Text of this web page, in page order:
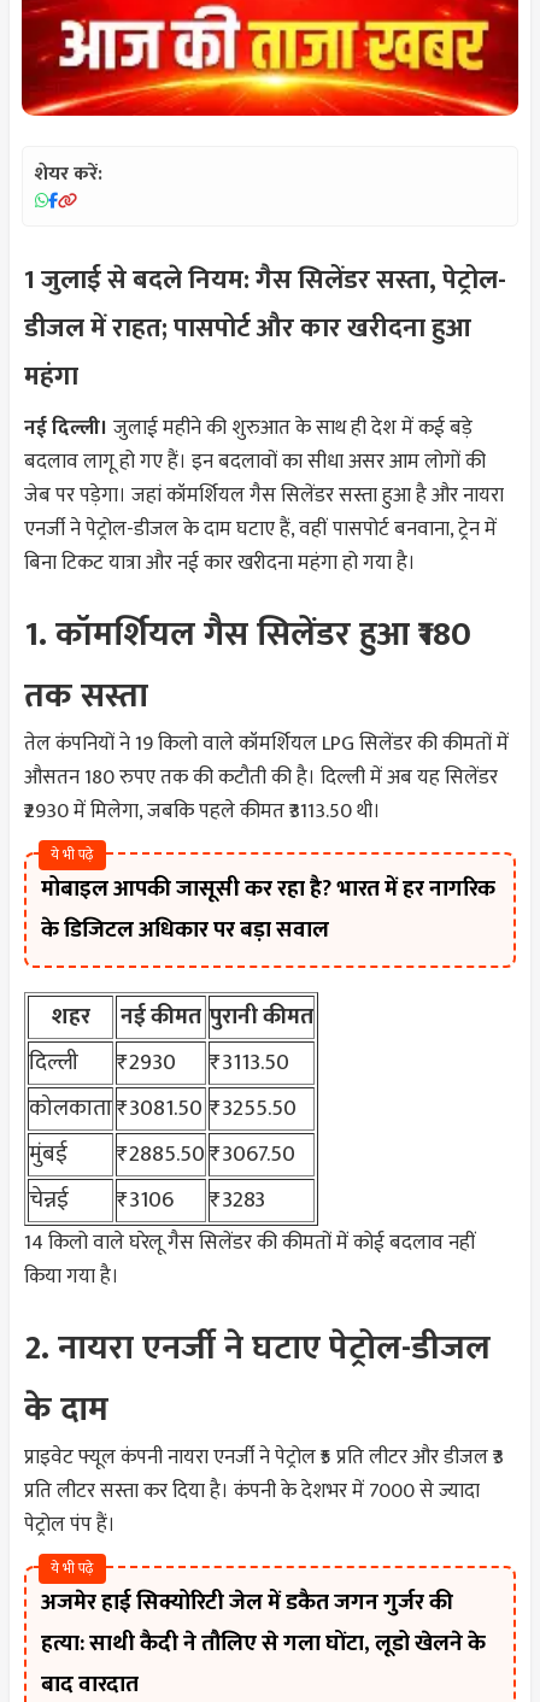
शेयर करें:
1 जुलाई से बदले नियम: गैस सिलेंडर सस्ता, पेट्रोल-
डीजल में राहत; पासपोर्ट और कार खरीदना हुआ
महंगा
नई दिल्ली। जुलाई महीने की शुरुआत के साथ ही देश में कई बड़े
बदलाव लागू हो गए हैं। इन बदलावों का सीधा असर आम लोगों की
जेब पर पड़ेगा। जहां कॉमर्शियल गैस सिलेंडर सस्ता हुआ है और नायरा
एनर्जी ने पेट्रोल-डीजल के दाम घटाए हैं, वहीं पासपोर्ट बनवाना, ट्रेन में
बिना टिकट यात्रा और नई कार खरीदना महंगा हो गया है।
1. कॉमर्शियल गैस सिलेंडर हुआ ₹180
तक सस्ता
तेल कंपनियों ने 19 किलो वाले कॉमर्शियल LPG सिलेंडर की कीमतों में
औसतन 180 रुपए तक की कटौती की है। दिल्ली में अब यह सिलेंडर
₹2930 में मिलेगा, जबकि पहले कीमत ₹3113.50 थी।
ये भी पढ़े
मोबाइल आपकी जासूसी कर रहा है? भारत में हर नागरिक
के डिजिटल अधिकार पर बड़ा सवाल
शहर नई कीमत पुरानी कीमत
दिल्ली
₹2930
₹3113.50
कोलकाता₹3081.50 ₹3255.50
मुंबई
₹2885.50₹3067.50
चेन्नई
₹3106 ₹3283
14 किलो वाले घरेलू गैस सिलेंडर की कीमतों में कोई बदलाव नहीं
किया गया है।
2. नायरा एनर्जी ने घटाए पेट्रोल-डीजल
के दाम
प्राइवेट फ्यूल कंपनी नायरा एनर्जी ने पेट्रोल ₹5 प्रति लीटर और डीजल ₹3
प्रति लीटर सस्ता कर दिया है। कंपनी के देशभर में 7000 से ज्यादा
पेट्रोल पंप हैं।
ये भी पढ़े
अजमेर हाई सिक्योरिटी जेल में डकैत जगन गुर्जर की
हत्या: साथी कैदी ने तौलिए से गला घोंटा, लूडो खेलने के
बाद वारदात